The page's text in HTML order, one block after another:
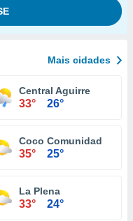
Mais cidades
Central Aguirre
33° 26°
Coco Comunidad
35° 25°
La Plena
33° 24°